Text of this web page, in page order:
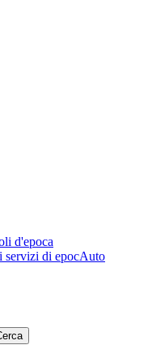
d'epoca
di epocAuto